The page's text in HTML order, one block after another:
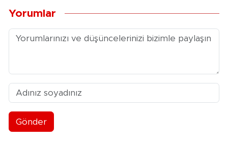
Yorumlar
Gönder